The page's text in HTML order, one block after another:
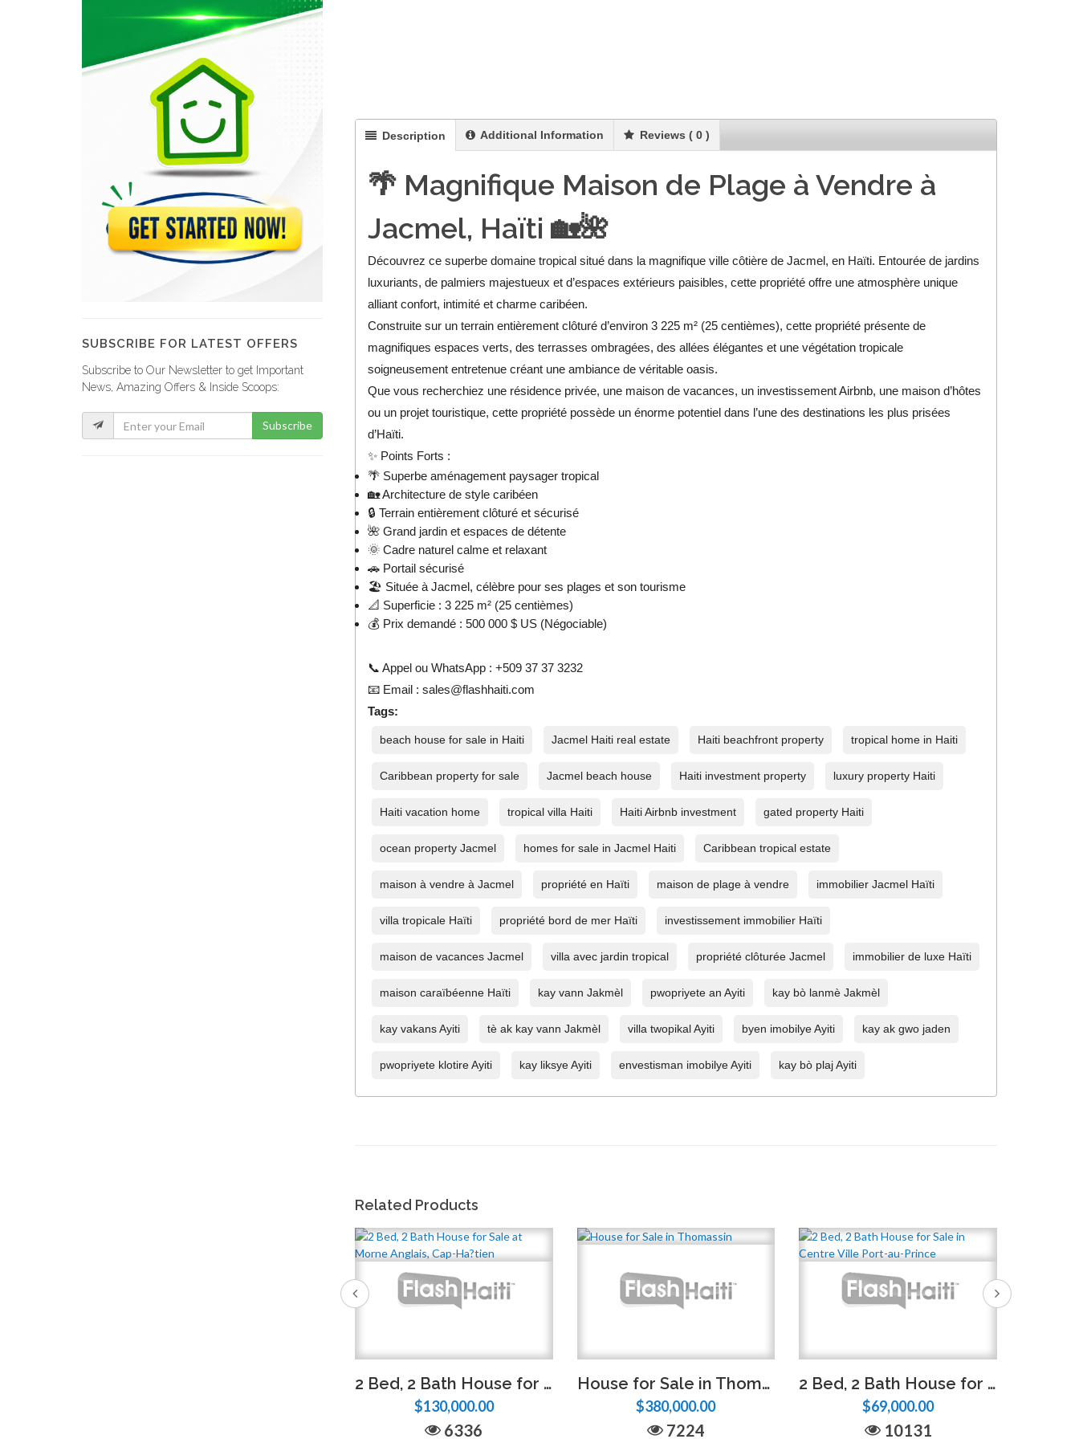
Description Additional Information Reviews ( 0 )
🌴 Magnifique Maison de Plage à Vendre à
Jacmel, Haïti 🏡🌺
Découvrez ce superbe domaine tropical situé dans la magnifique ville côtière de Jacmel, en Haïti. Entourée de jardins
luxuriants, de palmiers majestueux et d’espaces extérieurs paisibles, cette propriété offre une atmosphère unique
alliant confort, intimité et charme caribéen.
Construite sur un terrain entièrement clôturé d’environ 3 225 m² (25 centièmes), cette propriété présente de
magnifiques espaces verts, des terrasses ombragées, des allées élégantes et une végétation tropicale
soigneusement entretenue créant une ambiance de véritable oasis.
Que vous recherchiez une résidence privée, une maison de vacances, un investissement Airbnb, une maison d’hôtes
ou un projet touristique, cette propriété possède un énorme potentiel dans l’une des destinations les plus prisées
d’Haïti.
✨ Points Forts :
🌴 Superbe aménagement paysager tropical
🏡 Architecture de style caribéen
🔒 Terrain entièrement clôturé et sécurisé
🌺 Grand jardin et espaces de détente
🌞 Cadre naturel calme et relaxant
🚗 Portail sécurisé
🏖️ Située à Jacmel, célèbre pour ses plages et son tourisme
📐 Superficie : 3 225 m² (25 centièmes)
💰 Prix demandé : 500 000 $ US (Négociable)
📞 Appel ou WhatsApp : +509 37 37 3232
📧 Email :sales@flashhaiti.com
Tags:
beach house for sale in Haiti Jacmel Haiti real estate Haiti beachfront property tropical home in Haiti
Caribbean property for sale Jacmel beach house Haiti investment property luxury property Haiti
Haiti vacation home tropical villa Haiti Haiti Airbnb investment gated property Haiti
ocean property Jacmel homes for sale in Jacmel Haiti Caribbean tropical estate
maison à vendre à Jacmel propriété en Haïti maison de plage à vendre immobilier Jacmel Haïti
villa tropicale Haïti propriété bord de mer Haïti investissement immobilier Haïti
maison de vacances Jacmel villa avec jardin tropical propriété clôturée Jacmel immobilier de luxe Haïti
maison caraïbéenne Haïti kay vann Jakmèl pwopriyete an Ayiti kay bò lanmè Jakmèl
kay vakans Ayiti tè ak kay vann Jakmèl villa twopikal Ayiti byen imobilye Ayiti kay ak gwo jaden
pwopriyete klotire Ayiti kay liksye Ayiti envestisman imobilye Ayiti kay bò plaj Ayiti
Related Products
2 Bed, 2 Bath House for Sale at Morne Anglais, Cap-Ha?tien
$130,000.00
6336
House for Sale in Thomassin
$380,000.00
7224
2 Bed, 2 Bath House for Sale in Centre Ville Port-au-Prince
$69,000.00
10131
SUBSCRIBE FOR LATEST OFFERS
Subscribe to Our Newsletter to get Important
News, Amazing Offers & Inside Scoops:
Subscribe